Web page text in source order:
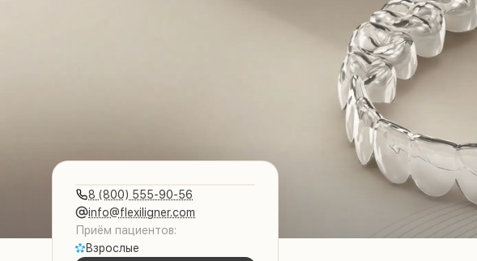
8 (800) 555-90-56
info@flexiligner.com
Приём пациентов:
Взрослые